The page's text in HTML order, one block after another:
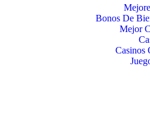
Bonos De
Mejor
Casinos